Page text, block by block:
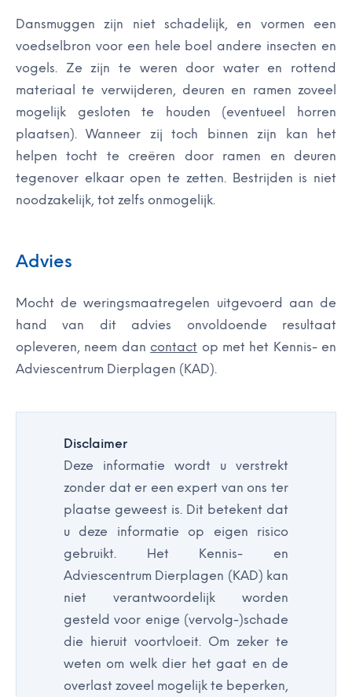
Dansmuggen zijn niet schadelijk, en vormen een
voedselbron voor een hele boel andere insecten en
vogels. Ze zijn te weren door water en rottend
materiaal te verwijderen, deuren en ramen zoveel
mogelijk gesloten te houden (eventueel horren
plaatsen). Wanneer zij toch binnen zijn kan het
helpen tocht te creëren door ramen en deuren
tegenover elkaar open te zetten. Bestrijden is niet
noodzakelijk, tot zelfs onmogelijk.
Advies
Mocht de weringsmaatregelen uitgevoerd aan de
hand van dit advies onvoldoende resultaat
opleveren, neem dan contact op met het Kennis- en
Adviescentrum Dierplagen (KAD).
Disclaimer
Deze informatie wordt u verstrekt
zonder dat er een expert van ons ter
plaatse geweest is. Dit betekent dat
u deze informatie op eigen risico
gebruikt. Het Kennis- en
Adviescentrum Dierplagen (KAD) kan
niet verantwoordelijk worden
gesteld voor enige (vervolg-)schade
die hieruit voortvloeit. Om zeker te
weten om welk dier het gaat en de
overlast zoveel mogelijk te beperken,